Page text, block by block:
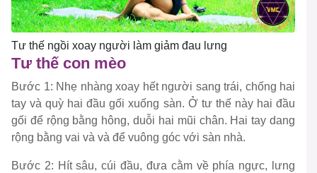
Tư thế ngồi xoay người làm giảm đau lưng
Tư thế con mèo
Bước 1: Nhẹ nhàng xoay hết người sang trái, chống hai
tay và quỳ hai đầu gối xuống sàn. Ở tư thế này hai đầu
gối để rộng bằng hông, duỗi hai mũi chân. Hai tay dang
rộng bằng vai và và để vuông góc với sàn nhà.
Bước 2: Hít sâu, cúi đầu, đưa cằm về phía ngực, lưng